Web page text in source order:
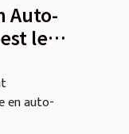
Auto-
le
?
en auto-